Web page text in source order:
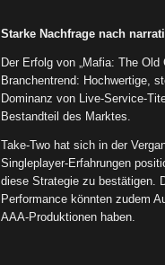
Starke Nachfrage nach
Der Erfolg von „Mafia: The
Branchentrend: Hochwertige,
Dominanz von Live-Service-
Bestandteil des Marktes.
Take-Two hat sich in der
Singleplayer-Erfahrungen
diese Strategie zu bestätigen.
Performance könnten zudem
AAA-Produktionen haben.